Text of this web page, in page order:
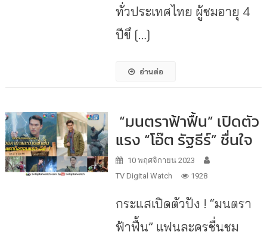
ทั่วประเทศไทย ผู้ชมอายุ 4
ปีขึ […]
อ่านต่อ
“มนตราฟ้าฟื้น” เปิดตัว
แรง “โอ๊ต รัฐธีร์” ชื่นใจ
10 พฤศจิกายน 2023
TV Digital Watch
1928
กระแสเปิดตัวปัง ! “มนตรา
ฟ้าฟื้น” แฟนละครชื่นชม